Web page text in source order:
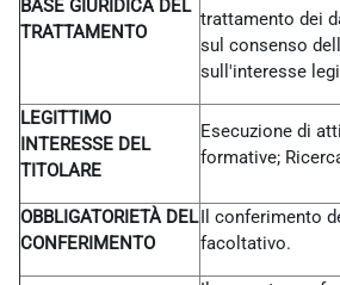
BASE GIURIDICA DEL
TRATTAMENTO
trattamento dei
sul consenso
sull'interesse
LEGITTIMO
INTERESSE DEL
TITOLARE
Esecuzione di
formative;
OBBLIGATORIETÀ DEL
CONFERIMENTO
Il conferimento
facoltativo.